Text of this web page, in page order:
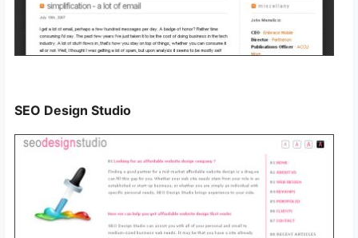
SEO Design Studio